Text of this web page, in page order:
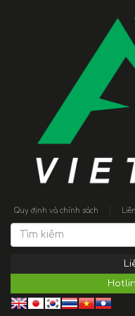
Quy định và chính sách